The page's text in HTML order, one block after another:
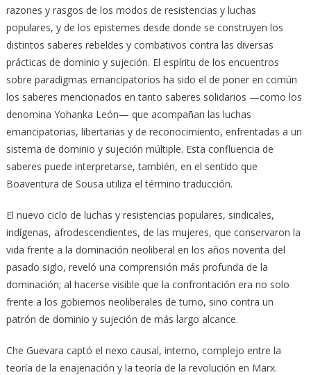
razones y rasgos de los modos de resistencias y luchas
populares, y de los epistemes desde donde se construyen los
distintos saberes rebeldes y combativos contra las diversas
prácticas de dominio y sujeción. El espíritu de los encuentros
sobre paradigmas emancipatorios ha sido el de poner en común
los saberes mencionados en tanto saberes solidarios —como los
denomina Yohanka León— que acompañan las luchas
emancipatorias, libertarias y de reconocimiento, enfrentadas a un
sistema de dominio y sujeción múltiple. Esta confluencia de
saberes puede interpretarse, también, en el sentido que
Boaventura de Sousa utiliza el término traducción.
El nuevo ciclo de luchas y resistencias populares, sindicales,
indígenas, afrodescendientes, de las mujeres, que conservaron la
vida frente a la dominación neoliberal en los años noventa del
pasado siglo, reveló una comprensión más profunda de la
dominación; al hacerse visible que la confrontación era no solo
frente a los gobiernos neoliberales de turno, sino contra un
patrón de dominio y sujeción de más largo alcance.
Che Guevara captó el nexo causal, interno, complejo entre la
teoría de la enajenación y la teoría de la revolución en Marx.